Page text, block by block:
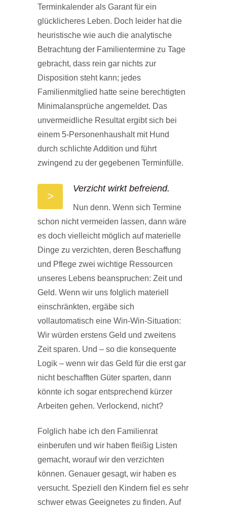
Terminkalender als Garant für ein
glücklicheres Leben. Doch leider hat die
heuristische wie auch die analytische
Betrachtung der Familientermine zu Tage
gebracht, dass rein gar nichts zur
Disposition steht kann; jedes
Familienmitglied hatte seine berechtigten
Minimalansprüche angemeldet. Das
unvermeidliche Resultat ergibt sich bei
einem 5-Personenhaushalt mit Hund
durch schlichte Addition und führt
zwingend zu der gegebenen Terminfülle.
>
Verzicht wirkt befreiend.
Nun denn. Wenn sich Termine
schon nicht vermeiden lassen, dann wäre
es doch vielleicht möglich auf materielle
Dinge zu verzichten, deren Beschaffung
und Pflege zwei wichtige Ressourcen
unseres Lebens beanspruchen: Zeit und
Geld. Wenn wir uns folglich materiell
einschränkten, ergäbe sich
vollautomatisch eine Win-Win-Situation:
Wir würden erstens Geld und zweitens
Zeit sparen. Und – so die konsequente
Logik – wenn wir das Geld für die erst gar
nicht beschafften Güter sparten, dann
könnte ich sogar entsprechend kürzer
Arbeiten gehen. Verlockend, nicht?
Folglich habe ich den Familienrat
einberufen und wir haben fleißig Listen
gemacht, worauf wir den verzichten
können. Genauer gesagt, wir haben es
versucht. Speziell den Kindern fiel es sehr
schwer etwas Geeignetes zu finden. Auf